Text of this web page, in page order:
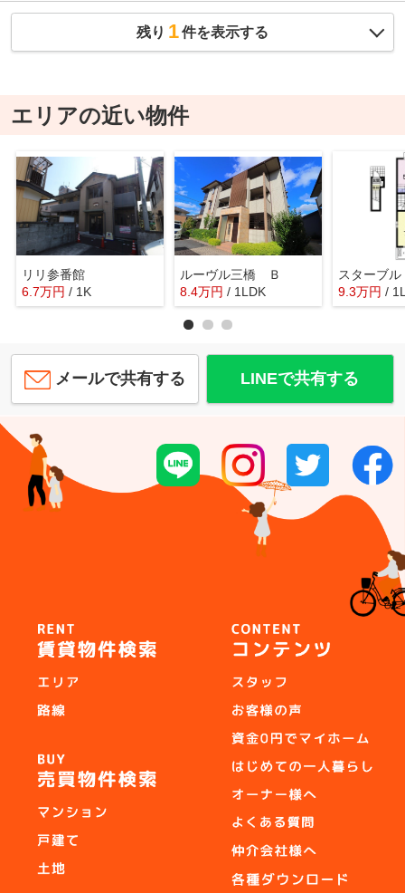
残り 1件を表示する
エリアの近い物件
リリ参番館
6.7万円 / 1K
ルーヴル三橋 Ｂ
8.4万円 / 1LDK
スターブル
9.3万円 /
メールで共有する LINEで共有する